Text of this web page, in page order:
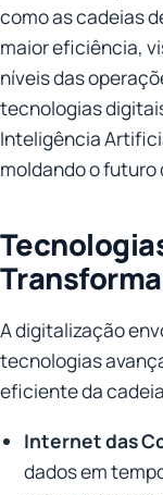
como as cadeias
maior eficiência,
níveis das
tecnologias
Inteligência
moldando o futuro
A digitalização
tecnologias
eficiente da
Internet das
dados em